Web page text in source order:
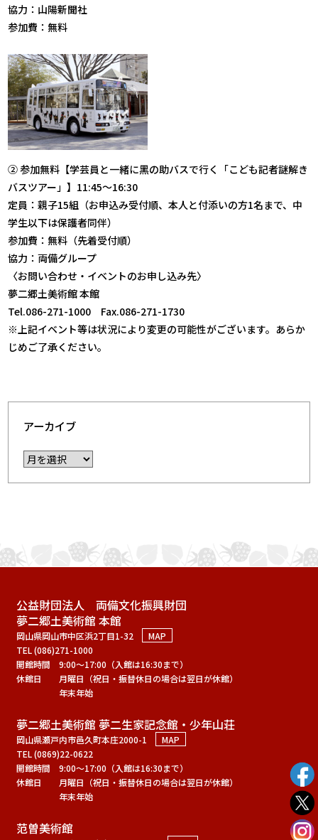
協力：山陽新聞社
参加費：無料
② 参加無料【学芸員と一緒に黑の助バスで行く「こども記者謎解き
バスツアー」】11:45～16:30
定員：親子15組（お申込み受付順、本人と付添いの方1名まで、中
学生以下は保護者同伴）
参加費：無料（先着受付順）
協力：両備グループ
〈お問い合わせ・イベントのお申し込み先〉
夢二郷土美術館 本館
Tel.086-271-1000 Fax.086-271-1730
※上記イベント等は状況により変更の可能性がございます。あらか
じめご了承ください。
アーカイブ
公益財団法人 両備文化振興財団
夢二郷土美術館 本館
岡山県岡山市中区浜2丁目1-32
MAP
TEL (086)271-1000
開館時間
9:00～17:00（入館は16:30まで）
休館日
月曜日（祝日・振替休日の場合は翌日が休館）
年末年始
夢二郷土美術館 夢二生家記念館・少年山荘
岡山県瀬戸内市邑久町本庄2000-1
MAP
TEL (0869)22-0622
開館時間
9:00～17:00（入館は16:30まで）
休館日
月曜日（祝日・振替休日の場合は翌日が休館）
年末年始
范曽美術館